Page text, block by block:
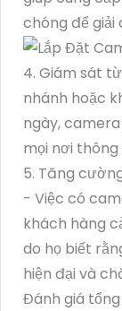
chóng để giải
4. Giám sát
nhánh hoặc
ngày,
mọi nơi
5. Tăng
- Việc có
khách hàng
do họ biết
hiện đại và
Đánh giá